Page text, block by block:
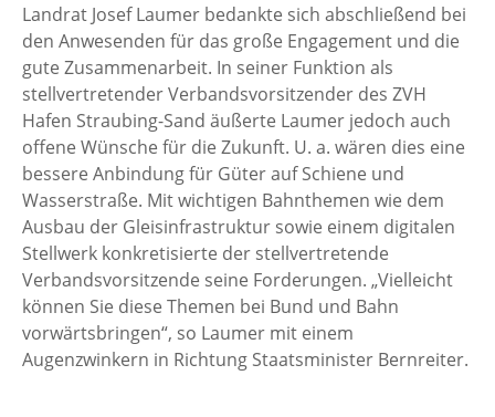
Landrat Josef Laumer bedankte sich abschließend bei
den Anwesenden für das große Engagement und die
gute Zusammenarbeit. In seiner Funktion als
stellvertretender Verbandsvorsitzender des ZVH
Hafen Straubing-Sand äußerte Laumer jedoch auch
offene Wünsche für die Zukunft. U. a. wären dies eine
bessere Anbindung für Güter auf Schiene und
Wasserstraße. Mit wichtigen Bahnthemen wie dem
Ausbau der Gleisinfrastruktur sowie einem digitalen
Stellwerk konkretisierte der stellvertretende
Verbandsvorsitzende seine Forderungen. „Vielleicht
können Sie diese Themen bei Bund und Bahn
vorwärtsbringen“, so Laumer mit einem
Augenzwinkern in Richtung Staatsminister Bernreiter.